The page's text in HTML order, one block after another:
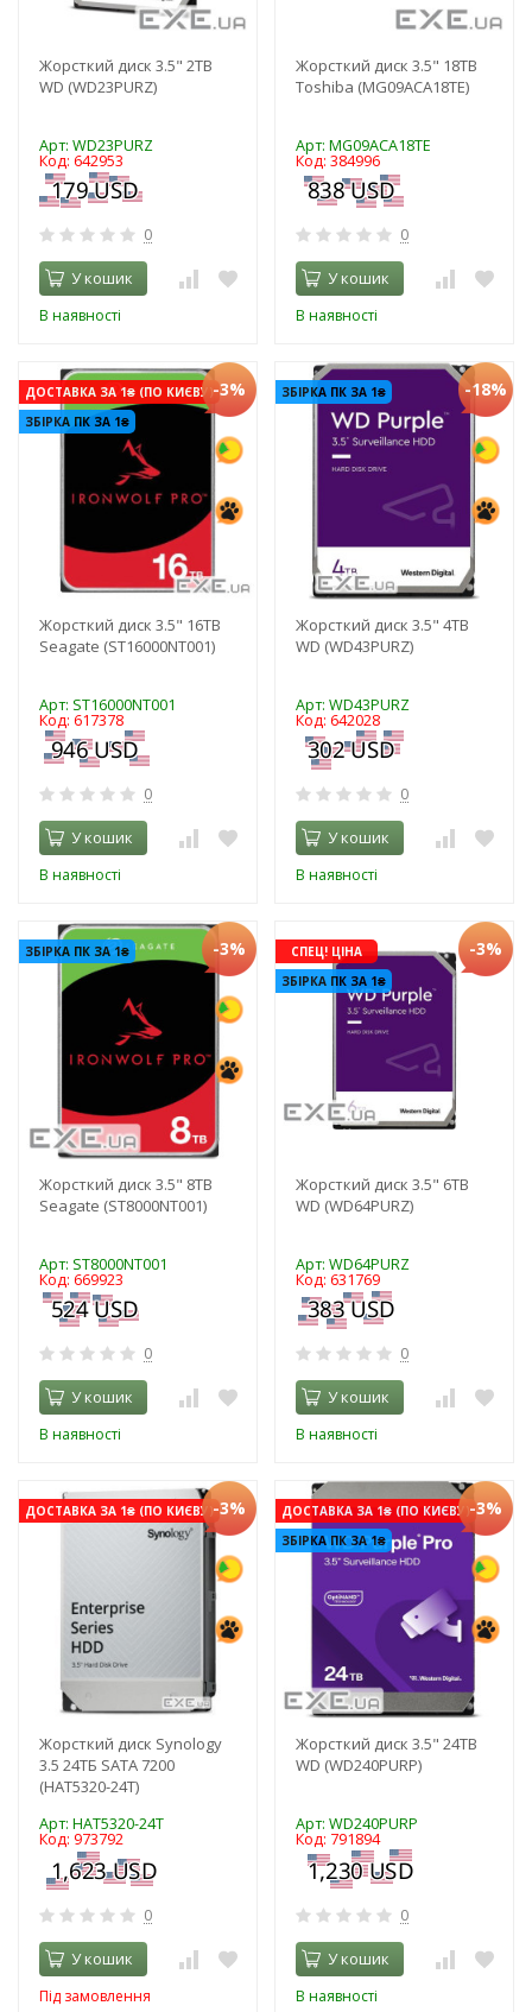
Жорсткий диск 3.5" 2TB
WD (WD23PURZ)
Арт: WD23PURZ
Код: 642953
0
У кошик
В наявності
Жорсткий диск 3.5" 18TB
Toshiba (MG09ACA18TE)
Арт: MG09ACA18TE
Код: 384996
0
У кошик
В наявності
ДОСТАВКА ЗА 1₴ (ПО КИЄВУ)
ЗБІРКА ПК ЗА 1₴
-3%
Жорсткий диск 3.5" 16TB
Seagate (ST16000NT001)
Арт: ST16000NT001
Код: 617378
0
У кошик
В наявності
ЗБІРКА ПК ЗА 1₴ -18%
Жорсткий диск 3.5" 4TB
WD (WD43PURZ)
Арт: WD43PURZ
Код: 642028
0
У кошик
В наявності
ЗБІРКА ПК ЗА 1₴ -3%
Жорсткий диск 3.5" 8TB
Seagate (ST8000NT001)
Арт: ST8000NT001
Код: 669923
0
У кошик
В наявності
СПЕЦ! ЦІНА
ЗБІРКА ПК ЗА 1₴
-3%
Жорсткий диск 3.5" 6TB
WD (WD64PURZ)
Арт: WD64PURZ
Код: 631769
0
У кошик
В наявності
ДОСТАВКА ЗА 1₴ (ПО КИЄВУ)-3%
Жорсткий диск Synology
3.5 24TБ SATA 7200
(HAT5320-24T)
Арт: HAT5320-24T
Код: 973792
0
У кошик
Під замовлення
ДОСТАВКА ЗА 1₴ (ПО КИЄВУ)
ЗБІРКА ПК ЗА 1₴
-3%
Жорсткий диск 3.5" 24TB
WD (WD240PURP)
Арт: WD240PURP
Код: 791894
0
У кошик
В наявності